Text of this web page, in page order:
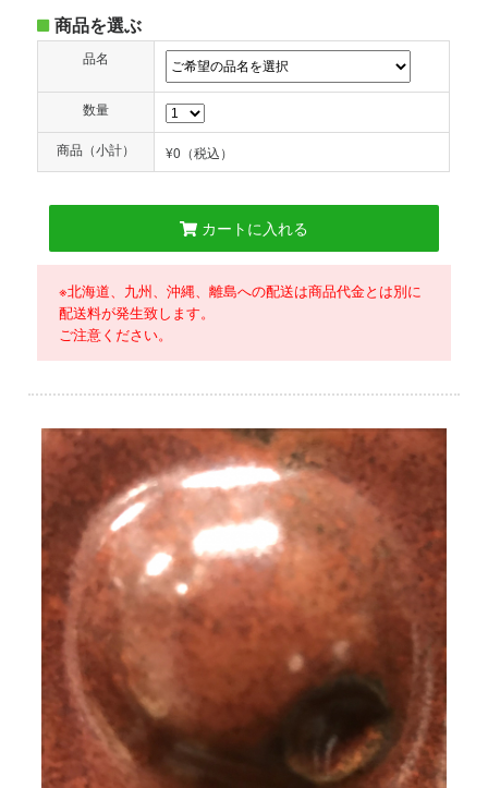
商品を選ぶ
品名
数量
商品（小計） ¥0 （税込）
カートに入れる
※北海道、九州、沖縄、離島への配送は商品代金とは別に
配送料が発生致します。
ご注意ください。